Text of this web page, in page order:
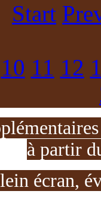
Start
10 11 12
à partir
écran,